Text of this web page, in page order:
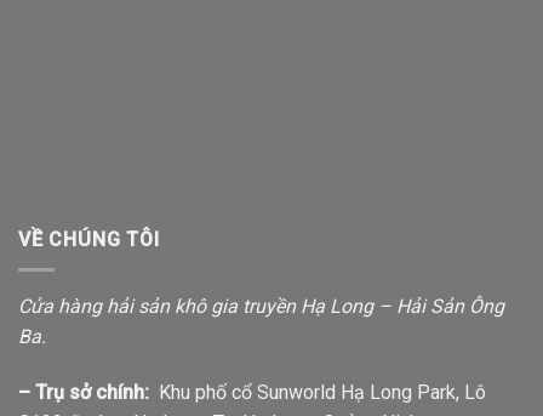
VỀ CHÚNG TÔI
Cửa hàng hải sản khô gia truyền Hạ Long – Hải Sản Ông
Ba.
– Trụ sở chính: Khu phố cổ Sunworld Hạ Long Park, Lô